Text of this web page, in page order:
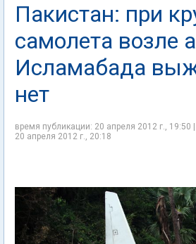
Пакистан: при
самолета возле
Исламабада
нет
время публикации: 20 апреля 2012 г.,
20 апреля 2012 г., 20:18